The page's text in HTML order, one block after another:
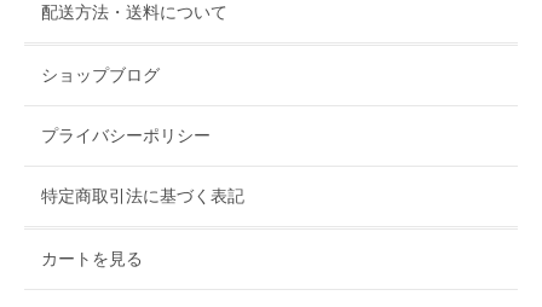
配送方法・送料について
ショップブログ
プライバシーポリシー
特定商取引法に基づく表記
カートを見る